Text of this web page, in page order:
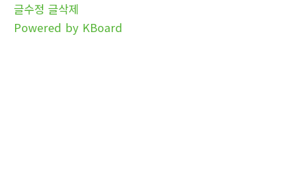
글수정 글삭제
Powered by KBoard